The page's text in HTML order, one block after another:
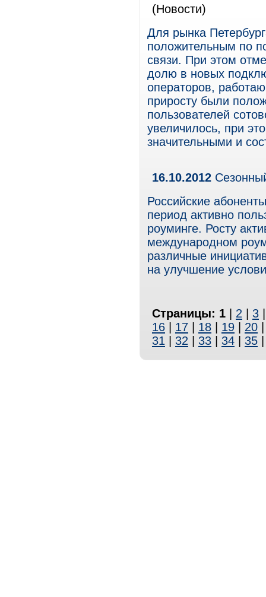
(Новости)
Для рынка
положительным по
связи. При этом
долю в новых
операторов,
приросту были
пользователей
увеличилось, при
значительными и
16.10.2012
Российские
период активно
роуминге. Росту
международном
различные
на улучшение
Страницы: 1 2 3
16
17 18 19 20
31
32 33 34 35